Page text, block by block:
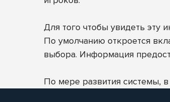
Для того чтобы увидеть эту
По умолчанию откроется
выбора. Информация
По мере развития системы,